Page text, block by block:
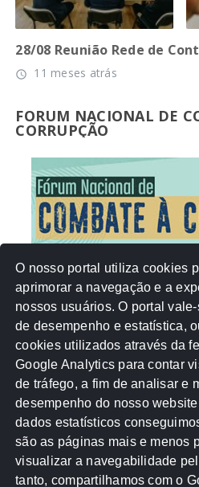
28/08 Reunião Rede de
access_time 11 meses atrás
FORUM NACIONAL DE
CORRUPÇÃO
NUVEM DE TAGS
Acontece na Rede AGU
Atricon Audicom
CREA-MT Eventos
MPF Notícias PF
Receita Federal Sem
O nosso portal utiliza cookies
aprimorar a navegação e a
nossos usuários. O portal
de desempenho e estatística,
cookies utilizados através da
Google Analytics para contar
de tráfego, a fim de analisar e
desempenho do nosso
dados estatísticos
são as páginas mais e menos
visualizar a navegabilidade
tanto, compartilhamos com o